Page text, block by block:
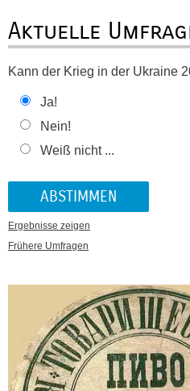
Aktuelle
Kann der Krieg in der Ukraine
Ja!
Nein!
Weiß nicht ...
Ergebnisse zeigen
Frühere Umfragen